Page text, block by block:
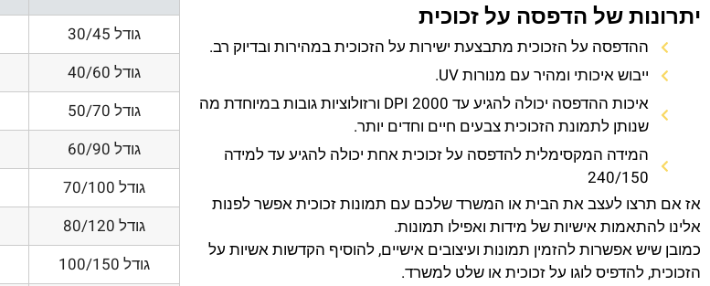
יתרונות של הדפסה על זכוכית
ההדפסה על הזכוכית מתבצעת ישירות על הזכוכית במהירות ובדיוק רב.
ייבוש איכותי ומהיר עם מנורות UV.
איכות ההדפסה יכולה להגיע עד 2000 DPI ורזולוציות גובות במיוחדת מה
שנותן לתמונת הזכוכית צבעים חיים וחדים יותר.
המידה המקסימלית להדפסה על זכוכית אחת יכולה להגיע עד למידה
240/150
אז אם תרצו לעצב את הבית או המשרד שלכם עם תמונות זכוכית אפשר לפנות
אלינו להתאמות אישיות של מידות ואפילו תמונות.
כמובן שיש אפשרות להזמין תמונות ועיצובים אישיים, להוסיף הקדשות אשיות על
הזכוכית, להדפיס לוגו על זכוכית או שלט למשרד.
גודל 30/45
גודל 40/60
גודל 50/70
גודל 60/90
גודל 70/100
גודל 80/120
גודל 100/150